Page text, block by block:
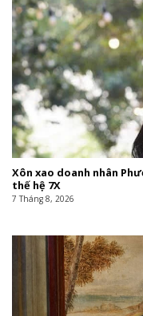
Xôn xao doanh nhân
thế hệ 7X
7 Tháng 8, 2026